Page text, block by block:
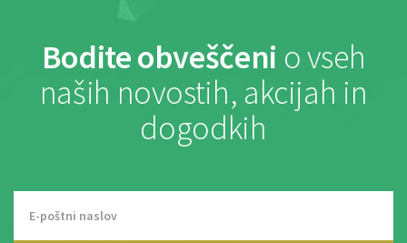
Bodite obveščeni o vseh
naših novostih, akcijah in
dogodkih